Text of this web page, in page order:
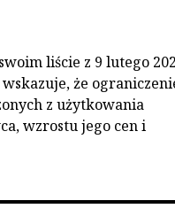
liście z 9 lutego
że
z użytkowania
wzrostu jego cen i